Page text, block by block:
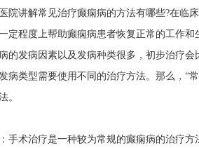
讲解常见治疗癫痫病的方法有哪些?在临
定程度上帮助癫痫病患者恢复正常的工作
的发病因素以及发病种类很多，初步治疗
病类型需要使用不同的治疗方法。那么，“
。
手术治疗是一种较为常规的癫痫病的治疗